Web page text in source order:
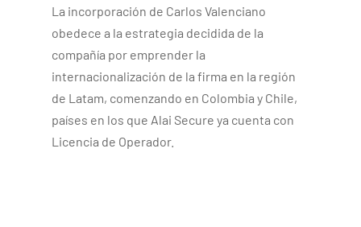
La incorporación de Carlos Valenciano
obedece a la estrategia decidida de la
compañía por emprender la
internacionalización de la firma en la región
de Latam, comenzando en Colombia y Chile,
países en los que Alai Secure ya cuenta con
Licencia de Operador.